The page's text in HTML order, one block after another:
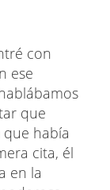
con
ese
que
que había
cita, él
en la